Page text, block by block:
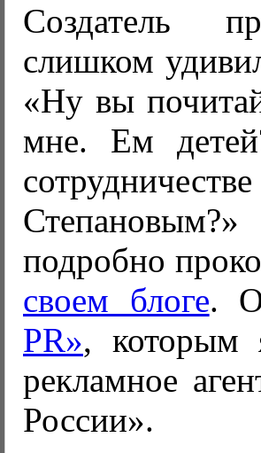
Создатель
слишком
«Ну вы
мне. Ем
подробно
своем блоге.
PR», которым
рекламное
России».